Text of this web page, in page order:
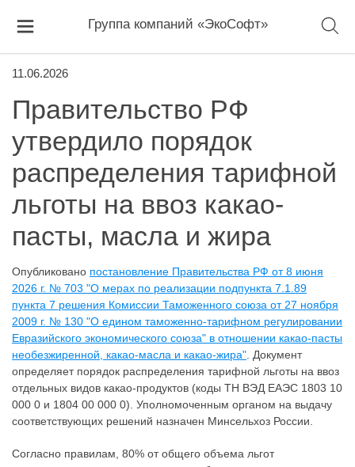
Группа компаний «ЭкоСофт»
11.06.2026
Правительство РФ
утвердило порядок
распределения тарифной
льготы на ввоз какао-
пасты, масла и жира
Опубликовано постановление Правительства РФ от 8 июня
2026 г. № 703 "О мерах по реализации подпункта 7.1.89
пункта 7 решения Комиссии Таможенного союза от 27 ноября
2009 г. № 130 "О едином таможенно-тарифном регулировании
Евразийского экономического союза" в отношении какао-пасты
необезжиренной, какао-масла и какао-жира" . Документ
определяет порядок распределения тарифной льготы на ввоз
отдельных видов какао-продуктов (коды ТН ВЭД ЕАЭС 1803 10
000 0 и 1804 00 000 0). Уполномоченным органом на выдачу
соответствующих решений назначен Минсельхоз России.
Согласно правилам, 80% от общего объема льгот